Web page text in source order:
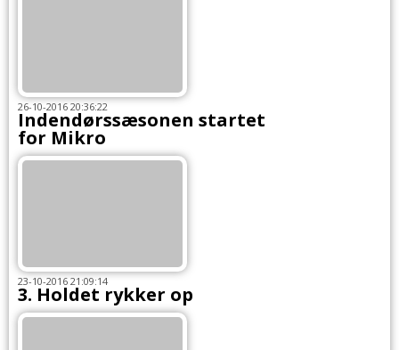
26-10-2016 20:36:22
Indendørssæsonen startet
for Mikro
23-10-2016 21:09:14
3. Holdet rykker op